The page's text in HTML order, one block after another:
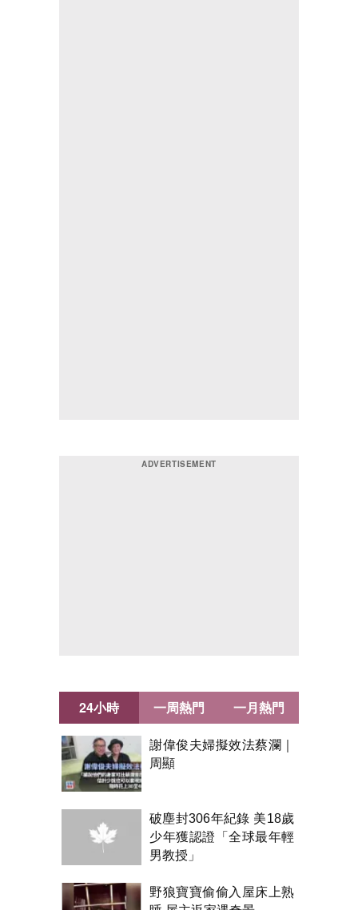
24小時
謝偉俊夫婦擬效法蔡瀾｜
周顯
破塵封306年紀錄 美18歲
少年獲認證「全球最年輕
男教授」
野狼寶寶偷偷入屋床上熟
一周熱門 一月熱門